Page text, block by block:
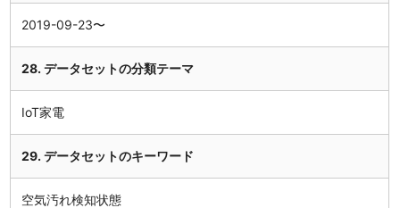
2019-09-23〜
28. データセットの分類テーマ
IoT家電
29. データセットのキーワード
空気汚れ検知状態